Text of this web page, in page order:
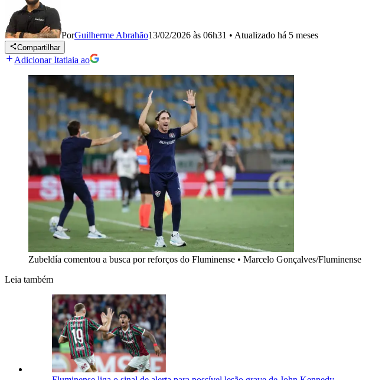
PorGuilherme Abrahão13/02/2026 às 06h31 • Atualizado há 5 meses
Compartilhar
Adicionar Itatiaia ao
Zubeldía comentou a busca por reforços do Fluminense • Marcelo Gonçalves/Fluminense
Leia também